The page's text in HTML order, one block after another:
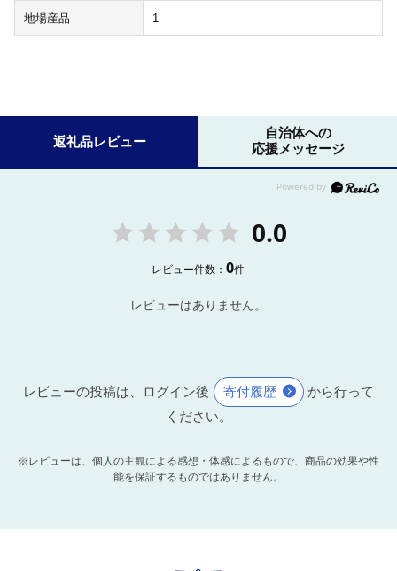
地場産品 1
返礼品レビュー
自治体への
応援メッセージ
0.0
レビュー件数：0件
レビューはありません。
レビューの投稿は、ログイン後 寄付履歴
から行って
ください。
※レビューは、個人の主観による感想・体感によるもので、商品の効果や性
能を保証するものではありません。